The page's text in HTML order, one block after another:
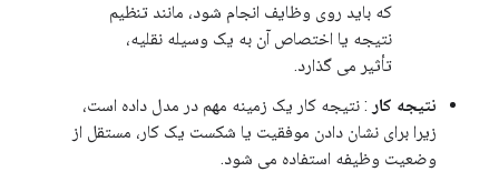
که باید روی وظایف انجام شود، مانند تنظیم
نتیجه یا اختصاص آن به یک وسیله نقلیه،
تأثیر می گذارد.
نتیجه کار : نتیجه کار یک زمینه مهم در مدل داده است،
زیرا برای نشان دادن موفقیت یا شکست یک کار، مستقل از
وضعیت وظیفه استفاده می شود.